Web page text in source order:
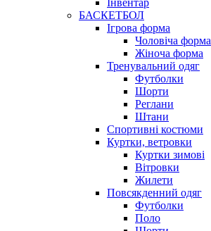
Інвентар
БАСКЕТБОЛ
Ігрова форма
Чоловіча форма
Жіноча форма
Тренувальний одяг
Футболки
Шорти
Реглани
Штани
Спортивні костюми
Куртки, ветровки
Куртки зимові
Вітровки
Жилети
Повсякденний одяг
Футболки
Поло